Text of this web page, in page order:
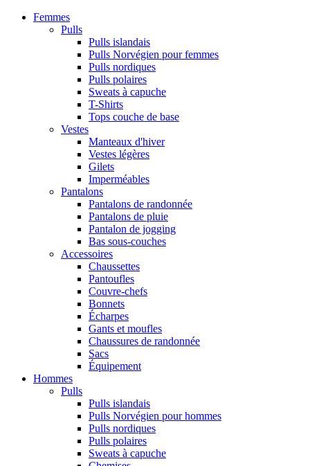
Femmes
Pulls
Pulls islandais
Pulls Norvégien pour femmes
Pulls nordiques
Pulls polaires
Sweats à capuche
T-Shirts
Tops couche de base
Vestes
Manteaux d'hiver
Vestes légères
Gilets
Imperméables
Pantalons
Pantalons de randonnée
Pantalons de pluie
Pantalon de jogging
Bas sous-couches
Accessoires
Chaussettes
Pantoufles
Couvre-chefs
Bonnets
Écharpes
Gants et moufles
Chaussures de randonnée
Sacs
Équipement
Hommes
Pulls
Pulls islandais
Pulls Norvégien pour hommes
Pulls nordiques
Pulls polaires
Sweats à capuche